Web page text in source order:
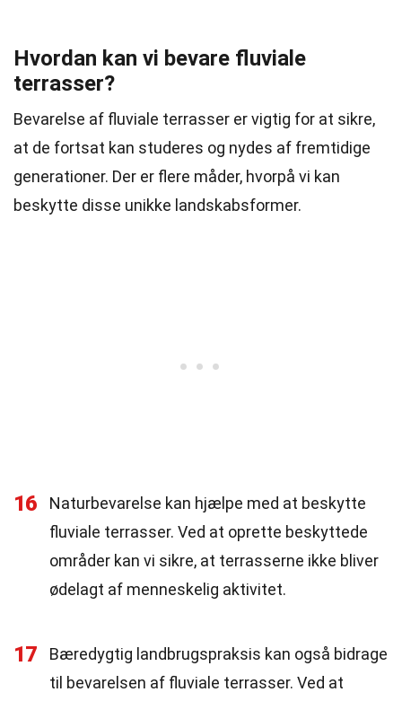
Hvordan kan vi bevare fluviale
terrasser?
Bevarelse af fluviale terrasser er vigtig for at sikre,
at de fortsat kan studeres og nydes af fremtidige
generationer. Der er flere måder, hvorpå vi kan
beskytte disse unikke landskabsformer.
16
Naturbevarelse kan hjælpe med at beskytte
fluviale terrasser. Ved at oprette beskyttede
områder kan vi sikre, at terrasserne ikke bliver
ødelagt af menneskelig aktivitet.
17
Bæredygtig landbrugspraksis kan også bidrage
til bevarelsen af fluviale terrasser. Ved at